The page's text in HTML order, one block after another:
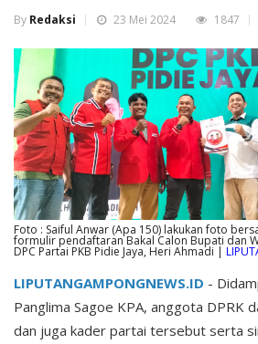
By Redaksi 23 Mei 2024 1847
Foto : Saiful Anwar (Apa 150) lakukan foto
formulir pendaftaran Bakal Calon Bupati dan
DPC Partai PKB Pidie Jaya, Heri Ahmadi |
LIPUTANGAMPONGNEWS.ID -
Panglima Sagoe KPA, anggota DPRK
dan juga kader partai tersebut serta